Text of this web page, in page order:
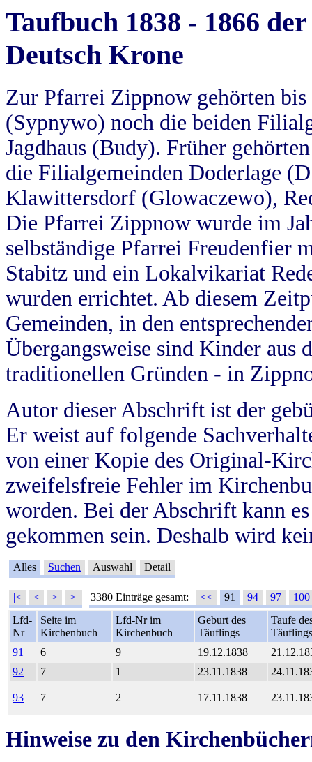
Taufbuch 1838 - 1866
Deutsch Krone
Zur Pfarrei Zippnow gehörten
(Sypnywo) noch die beiden
Jagdhaus (Budy). Früher
die Filialgemeinden Doderlage
Klawittersdorf (Glowaczewo),
Die Pfarrei Zippnow wurde im
selbständige Pfarrei Freudenfier
Stabitz und ein Lokalvikariat
wurden errichtet. Ab diesem
Gemeinden, in den
Übergangsweise sind Kinder aus
traditionellen Gründen - in
Autor dieser Abschrift ist der
Er weist auf folgende
von einer Kopie des Original-
zweifelsfreie Fehler im
worden. Bei der Abschrift kann
gekommen sein. Deshalb wird
Alles Suchen Auswahl Detail
|< < > >| 3380 Einträge gesamt: << 91 94 97
100
Lfd-
Nr
Seite im
Kirchenbuch
Lfd-Nr im
Kirchenbuch
Geburt des
Täuflings
Taufe
Täuflings
91
6 9 19.12.1838
92
7 1 23.11.1838
93 7 2 17.11.1838
Hinweise zu den